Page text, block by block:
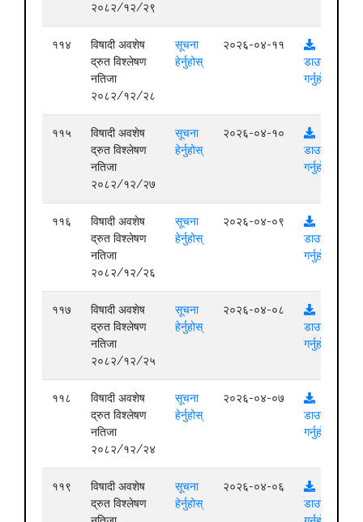
२०८२/१२/२९
११४
विषादी अवशेष
द्रुत विश्लेषण
नतिजा
२०८२/१२/२८
सूचना
हेर्नुहोस्
२०२६-०४-११
डाउनलोड
गर्नुहोस्
११५
विषादी अवशेष
द्रुत विश्लेषण
नतिजा
२०८२/१२/२७
सूचना
हेर्नुहोस्
२०२६-०४-१०
डाउनलोड
गर्नुहोस्
११६
विषादी अवशेष
द्रुत विश्लेषण
नतिजा
२०८२/१२/२६
सूचना
हेर्नुहोस्
२०२६-०४-०९
डाउनलोड
गर्नुहोस्
११७
विषादी अवशेष
द्रुत विश्लेषण
नतिजा
२०८२/१२/२५
सूचना
हेर्नुहोस्
२०२६-०४-०८
डाउनलोड
गर्नुहोस्
११८
विषादी अवशेष
द्रुत विश्लेषण
नतिजा
२०८२/१२/२४
सूचना
हेर्नुहोस्
२०२६-०४-०७
डाउनलोड
गर्नुहोस्
११९
विषादी अवशेष
द्रुत विश्लेषण
सूचना
हेर्नुहोस्
२०२६-०४-०६
डाउनलोड